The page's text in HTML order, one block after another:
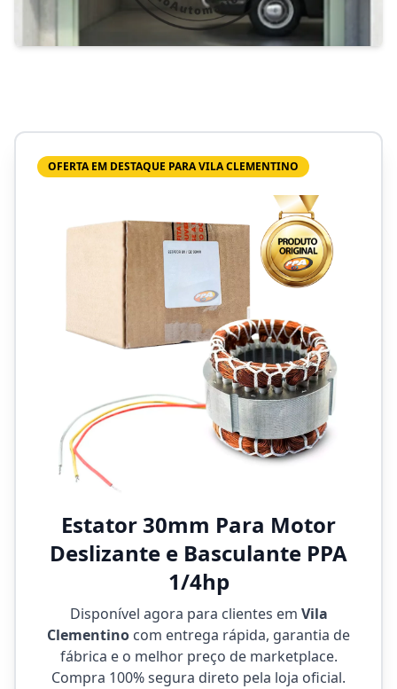
OFERTA EM DESTAQUE PARA VILA CLEMENTINO
Estator 30mm Para Motor
Deslizante e Basculante PPA
1/4hp
Disponível agora para clientes em Vila
Clementino com entrega rápida, garantia de
fábrica e o melhor preço de marketplace.
Compra 100% segura direto pela loja oficial.